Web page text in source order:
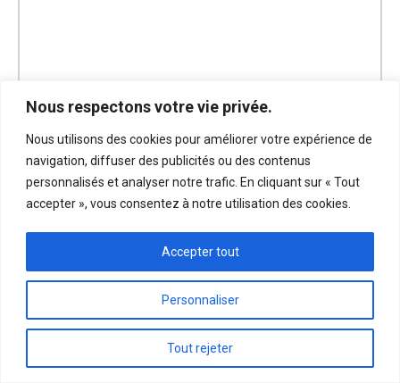
Nous respectons votre vie privée.
Nous utilisons des cookies pour améliorer votre expérience de
navigation, diffuser des publicités ou des contenus
personnalisés et analyser notre trafic. En cliquant sur « Tout
accepter », vous consentez à notre utilisation des cookies.
Personnaliser
Tout rejeter
Accepter tout
$558.00